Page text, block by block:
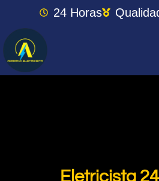
24 Horas
Eletricista